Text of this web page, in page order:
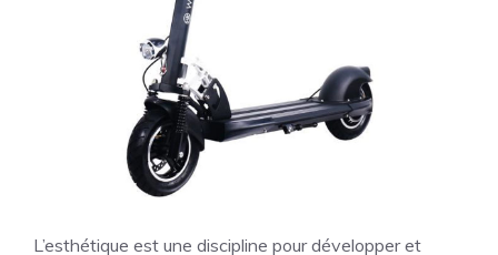
L’esthétique est une discipline pour développer et